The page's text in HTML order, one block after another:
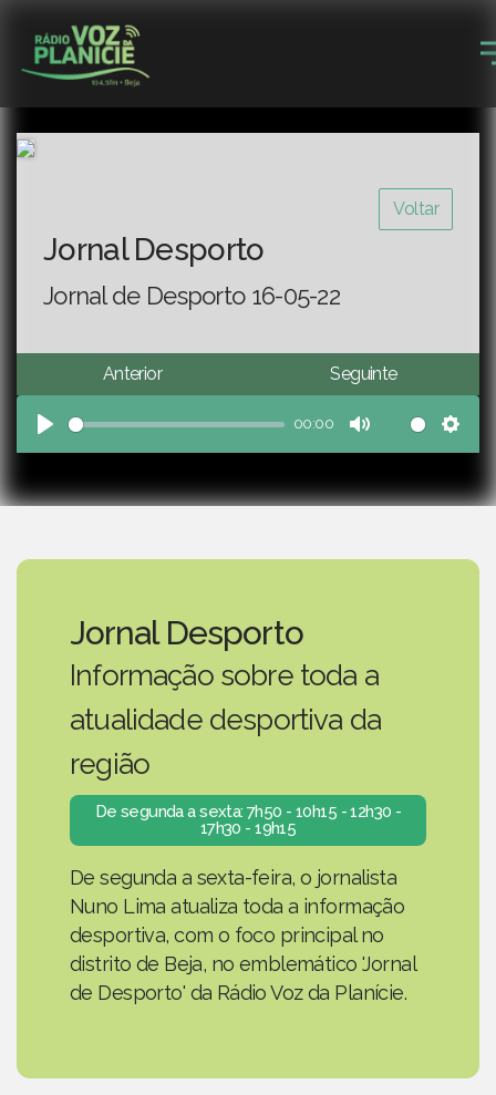
Voltar
Jornal Desporto
Jornal de Desporto 16-05-22
Anterior Seguinte
Play
00:00
Mute
Jornal Desporto
Informação sobre toda a
atualidade desportiva da
região
De segunda a sexta: 7h50 - 10h15 - 12h30 -
17h30 - 19h15
De segunda a sexta-feira, o jornalista
Nuno Lima atualiza toda a informação
desportiva, com o foco principal no
distrito de Beja, no emblemático 'Jornal
de Desporto' da Rádio Voz da Planície.